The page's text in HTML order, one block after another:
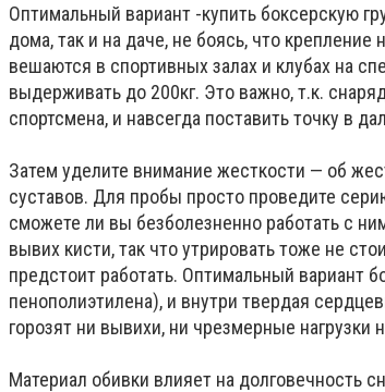
Оптимальный вариант -купить боксерскую
дома, так и на даче, не боясь, что
вешаются в спортивных залах и клубах на
выдерживать до 200кг. Это важно, т.к.
спортсмена, и навсегда поставить точку в
Затем уделите внимание жесткости — об
суставов. Для пробы просто проведите
сможете ли вы безболезненно работать с
вывих кисти, так что утрировать тоже не
предстоит работать. Оптимальный вариант
пенополиэтилена), и внутри твердая
горозят ни вывихи, ни чрезмерные нагрузки
Материал обивки влияет на долговечность